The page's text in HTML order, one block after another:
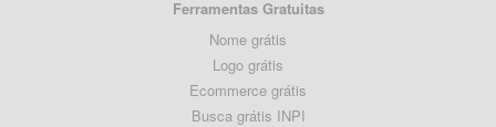
Ferramentas Gratuitas
Nome grátis
Logo grátis
Ecommerce grátis
Busca grátis INPI